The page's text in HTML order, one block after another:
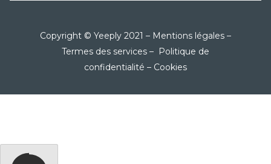
Copyright © Yeeply 2021 – Mentions légales –
Termes des services –
Politique de
confidentialité – Cookies